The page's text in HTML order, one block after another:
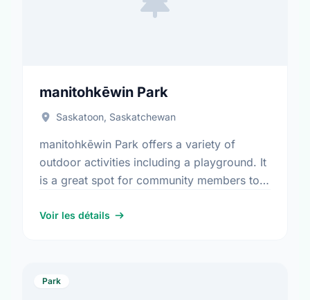
manitohkēwin Park
Saskatoon, Saskatchewan
manitohkēwin Park offers a variety of
outdoor activities including a playground. It
is a great spot for community members to
Voir les détails
Park